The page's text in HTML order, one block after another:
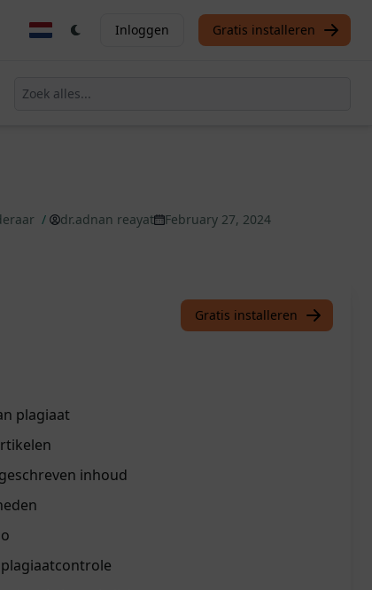
Inloggen Gratis installeren
/ dr.adnan reayat
February 27, 2024
Gratis installeren
plagiaat
inhoud